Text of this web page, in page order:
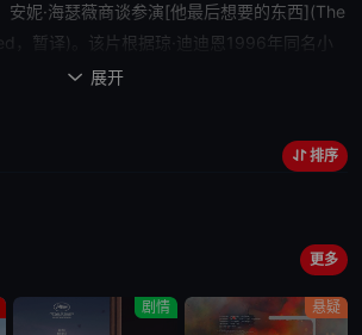
安妮·海瑟薇商谈参演[他最后想要的东西](The
，暂译)。该片根据琼·迪迪恩1996年同名小
之界])执导。影片故事讲述一位名叫埃琳娜•麦
 展开
排序
更多
剧情 悬疑